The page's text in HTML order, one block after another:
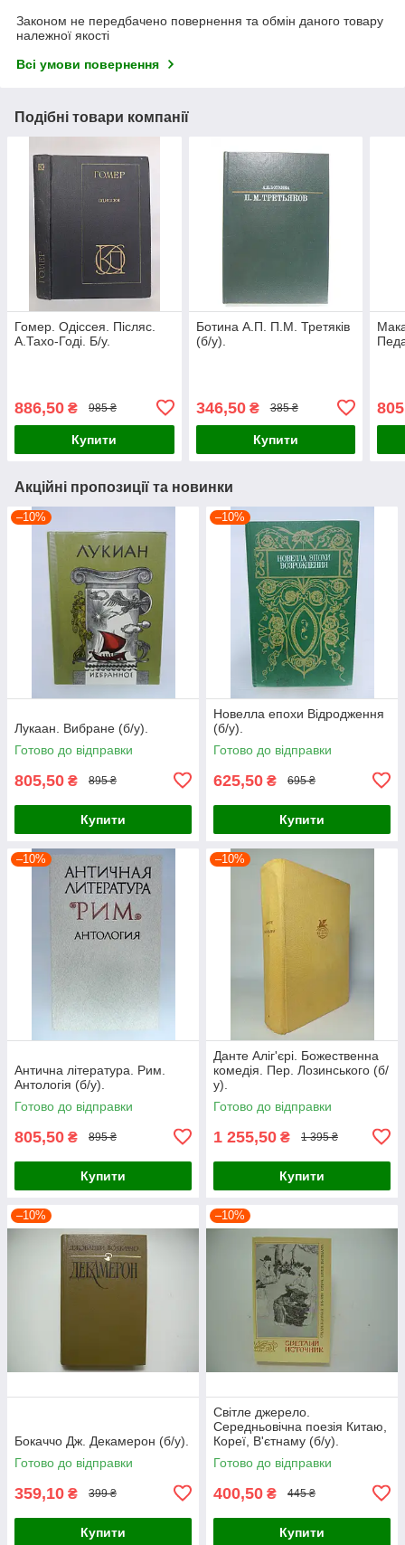
Законом не передбачено повернення та обмін даного товару
належної якості
Всі умови повернення
Подібні товари компанії
Гомер. Одіссея. Післяс.
А.Тахо-Годі. Б/у.
886,50 ₴ 985 ₴
Купити
Ботина А.П. П.М. Третяків
(б/у).
346,50₴ 385 ₴
Купити
Акційні пропозиції та новинки
–10%
Лукаан. Вибране (б/у).
Готово до відправки
805,50 ₴ 895 ₴
Купити
–10%
Новелла епохи Відродження
(б/у).
Готово до відправки
625,50 ₴ 695 ₴
Купити
–10%
Антична література. Рим.
Антологія (б/у).
Готово до відправки
805,50 ₴ 895 ₴
Купити
–10%
Данте Аліг'єрі. Божественна
комедія. Пер. Лозинського (б/
у).
Готово до відправки
1 255,50 ₴ 1 395 ₴
Купити
–10%
Бокаччо Дж. Декамерон (б/у).
Готово до відправки
359,10 ₴ 399 ₴
Купити
–10%
Світле джерело.
Середньовічна поезія Китаю,
Кореї, В'єтнаму (б/у).
Готово до відправки
400,50 ₴ 445 ₴
Купити